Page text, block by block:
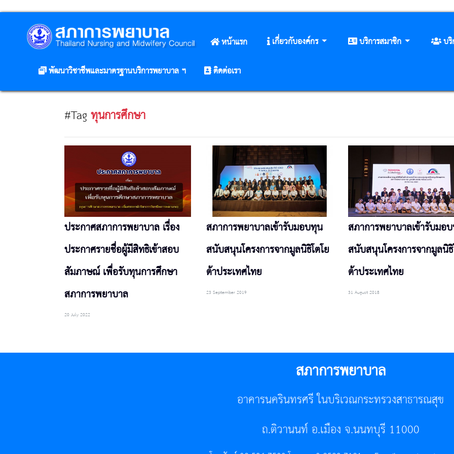
หน้าแรก เกี่ยวกับองค์กร บริการสมาชิก บ
พัฒนาวิชาชีพและมาตรฐานบริการพยาบาล ฯ
ติดต่อเรา
#Tagทุนการศึกษา
ประกาศสภาการพยาบาล เรื่อง
ประกาศรายชื่อผู้มีสิทธิเข้าสอบ
สัมภาษณ์ เพื่อรับทุนการศึกษา
สภาการพยาบาล
20 July 2022
สภาการพยาบาลเข้ารับมอบทุน
สนับสนุนโครงการจากมูลนิธิโตโย
ต้าประเทศไทย
23 September 2019
สภาการพยาบาลเข้ารับมอ
สนับสนุนโครงการจากมูลนิ
ต้าประเทศไทย
31 August 2018
สภาการพยาบาล
อาคารนครินทรศรี ในบริเวณกระทรวงสาธารณสุข
ถ.ติวานนท์ อ.เมือง จ.นนทบุรี 11000